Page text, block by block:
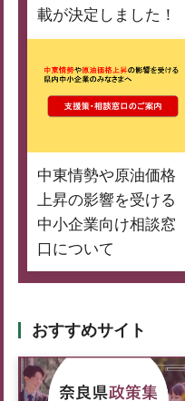
載が決定しました！
中東情勢や原油価格
上昇の影響を受ける
中小企業向け相談窓
口について
おすすめサイト